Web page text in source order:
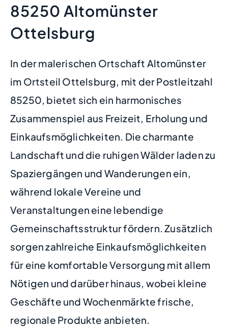
85250 Altomünster
Ottelsburg
In der malerischen Ortschaft Altomünster
im Ortsteil Ottelsburg, mit der Postleitzahl
85250, bietet sich ein harmonisches
Zusammenspiel aus Freizeit, Erholung und
Einkaufsmöglichkeiten. Die charmante
Landschaft und die ruhigen Wälder laden zu
Spaziergängen und Wanderungen ein,
während lokale Vereine und
Veranstaltungen eine lebendige
Gemeinschaftsstruktur fördern. Zusätzlich
sorgen zahlreiche Einkaufsmöglichkeiten
für eine komfortable Versorgung mit allem
Nötigen und darüber hinaus, wobei kleine
Geschäfte und Wochenmärkte frische,
regionale Produkte anbieten.